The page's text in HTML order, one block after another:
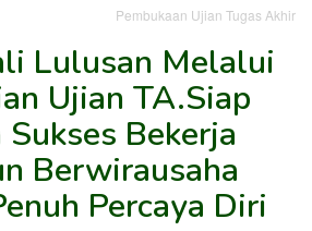
Pembukaan Ujian Tugas Akhir
Lulusan Melalui
Ujian TA.Siap
Bekerja
Berwirausaha
Percaya Diri